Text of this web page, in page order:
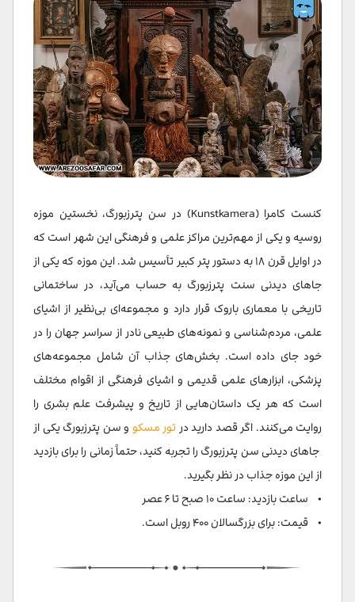
کنست کامرا (Kunstkamera) در سن پترزبورگ، نخستین موزه
روسیه و یکی از مهم‌ترین مراکز علمی و فرهنگی این شهر است که
در اوایل قرن ۱۸ به دستور پتر کبیر تأسیس شد. این موزه که یکی از
جاهای دیدنی سنت پترزبورگ به حساب می‌آید، در ساختمانی
تاریخی با معماری باروک قرار دارد و مجموعه‌ای بی‌نظیر از اشیای
علمی، مردم‌شناسی و نمونه‌های طبیعی نادر از سراسر جهان را در
خود جای داده است. بخش‌های جذاب آن شامل مجموعه‌های
پزشکی، ابزارهای علمی قدیمی و اشیای فرهنگی از اقوام مختلف
است که هر یک داستان‌هایی از تاریخ و پیشرفت علم بشری را
روایت می‌کنند. اگر قصد دارید در تور مسکو و سن پترزبورگ یکی از
جاهای دیدنی سن پترزبورگ را تجربه کنید، حتماً زمانی را برای بازدید
از این موزه جذاب در نظر بگیرید.
• ساعت بازدید: ساعت ۱۰ صبح تا ۶ عصر
• قیمت: برای بزرگسالان ۴۰۰ روبل است.